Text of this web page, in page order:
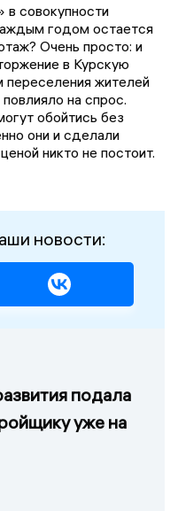
в совокупности
годом остается
Очень просто: и
в Курскую
переселения жителей
на спрос.
обойтись без
они и сделали
никто не постоит.
новости:
подала
уже на